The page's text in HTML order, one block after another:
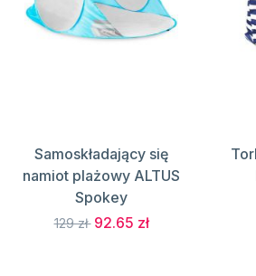
Samoskładający się
namiot plażowy ALTUS
Spokey
129 zł 92.65 zł